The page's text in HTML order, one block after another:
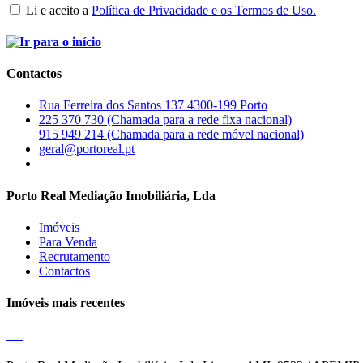
Li e aceito a Política de Privacidade e os Termos de Uso.
Contactos
Rua Ferreira dos Santos 137 4300-199 Porto
225 370 730 (Chamada para a rede fixa nacional)
915 949 214 (Chamada para a rede móvel nacional)
geral@portoreal.pt
Porto Real Mediação Imobiliária, Lda
Imóveis
Para Venda
Recrutamento
Contactos
Imóveis mais recentes